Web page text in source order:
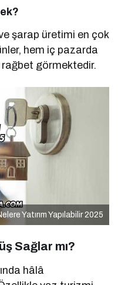
şarap üretimi en çok
hem iç pazarda
görmektedir.
Yatırım Yapılabilir 2025
Sağlar mı?
hâlâ